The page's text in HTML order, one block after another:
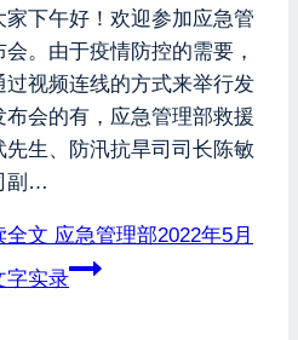
下午好！欢迎参加应急管
。由于疫情防控的需要，
视频连线的方式来举行发
会的有，应急管理部救援
生、防汛抗旱司司长陈敏
副…
全文 应急管理部2022年5月
字实录